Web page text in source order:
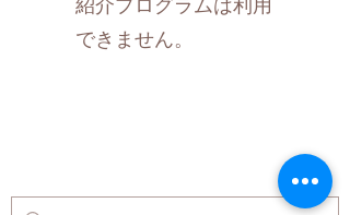
できません。